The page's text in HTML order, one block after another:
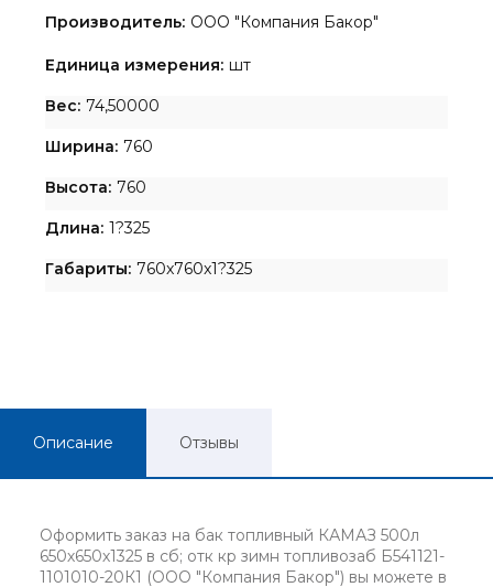
Производитель: ООО "Компания Бакор"
Единица измерения: шт
Вес: 74,50000
Ширина: 760
Высота: 760
Длина: 1?325
Габариты: 760x760x1?325
Описание Отзывы
Оформить заказ на бак топливный КАМАЗ 500л
650х650х1325 в сб; отк кр зимн топливозаб Б541121-
1101010-20К1 (ООО "Компания Бакор") вы можете в